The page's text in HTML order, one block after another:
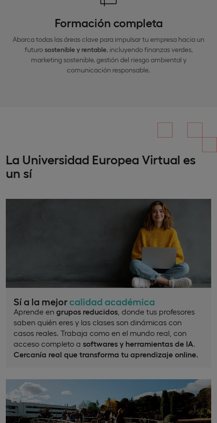
Formación completa
Abarca todas las áreas clave para impulsar tu empresa hacia un
futuro sostenible y rentable, incluyendo finanzas verdes,
marketing sostenible, gestión del riesgo ambiental y
comunicación responsable.
La Universidad Europea Virtual es
un sí
Sí a la mejorcalidad académica
Aprende en grupos reducidos , donde tus profesores
saben quién eres y las clases son dinámicas con
casos reales. Trabaja como en el mundo real, con
acceso completo a softwares y herramientas de IA.
Cercanía real que transforma tu aprendizaje online.